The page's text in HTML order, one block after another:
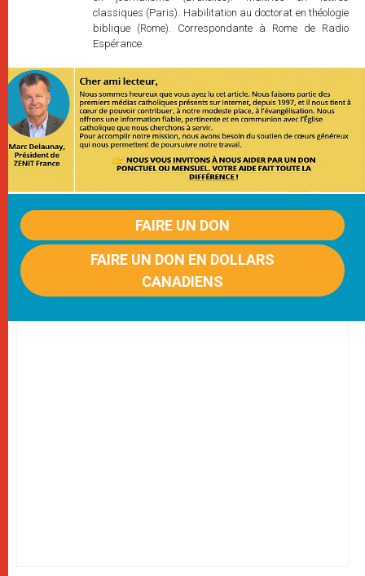
classiques (Paris). Habilitation au doctorat en théologie
biblique (Rome). Correspondante à Rome de Radio
Espérance.
FAIRE UN DON
FAIRE UN DON EN DOLLARS
CANADIENS